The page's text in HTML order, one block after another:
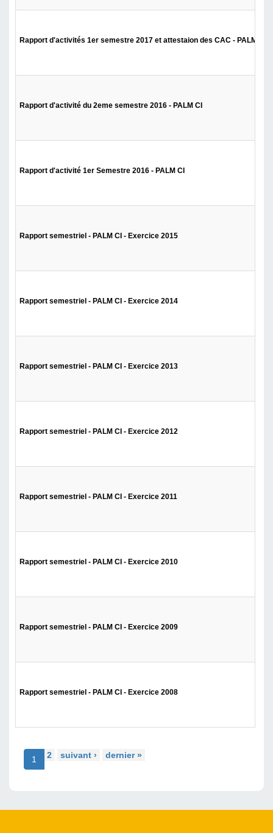
Rapport d'activités 1er semestre 2017 et attestaion des CAC - PALMCI
Rapport d'activité du 2eme semestre 2016 - PALM CI
Rapport d'activité 1er Semestre 2016 - PALM CI
Rapport semestriel - PALM CI - Exercice 2015
Rapport semestriel - PALM CI - Exercice 2014
Rapport semestriel - PALM CI - Exercice 2013
Rapport semestriel - PALM CI - Exercice 2012
Rapport semestriel - PALM CI - Exercice 2011
Rapport semestriel - PALM CI - Exercice 2010
Rapport semestriel - PALM CI - Exercice 2009
Rapport semestriel - PALM CI - Exercice 2008
1 2 suivant › dernier »